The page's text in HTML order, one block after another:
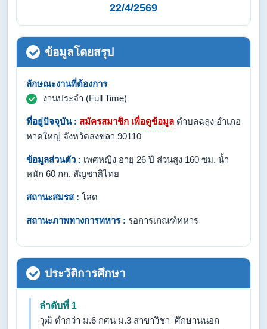
22/4/2569
ข้อมูลโดยสรุป
ลักษณะงานที่ต้องการ
งานประจำ (Full Time)
ที่อยู่ปัจจุบัน : สมัครสมาชิก เพื่อดูข้อมูล ตำบลฉลุง อำเภอ
หาดใหญ่ จังหวัดสงขลา 90110
ข้อมูลส่วนตัว : เพศหญิง อายุ 26 ปี ส่วนสูง 160 ซม. น้ำ
หนัก 60 กก. สัญชาติไทย
สถานะสมรส : โสด
สถานะภาพทางการทหาร : รอการเกณฑ์ทหาร
ประวัติการศึกษา
ลำดับที่ 1
วุฒิ ต่ำกว่า ม.6 กศน ม.3 สาขาวิชา ศึกษานนอก